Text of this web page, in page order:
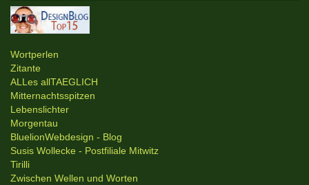
Wortperlen
Zitante
ALLes allTAEGLICH
Mitternachtsspitzen
Lebenslichter
Morgentau
BluelionWebdesign - Blog
Susis Wollecke - Postfiliale Mitwitz
Tirilli
Zwischen Wellen und Worten